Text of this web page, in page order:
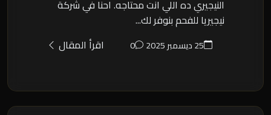
النيجيري ده اللي انت محتاجه. احنا في شركة
نيجيريا للفحم بنوفر لك...
25 ديسمبر 2025 0 اقرأ المقال